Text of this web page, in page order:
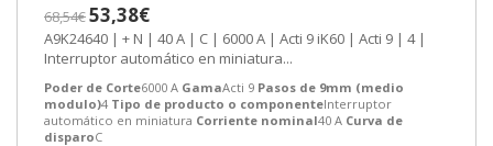
68,54€53,38€
A9K24640 | + N | 40 A | C | 6000 A | Acti 9 iK60 | Acti 9 | 4 |
Interruptor automático en miniatura...
Poder de Corte6000 A GamaActi 9 Pasos de 9mm (medio
modulo)4 Tipo de producto o componenteInterruptor
automático en miniatura Corriente nominal40 A Curva de
disparoC